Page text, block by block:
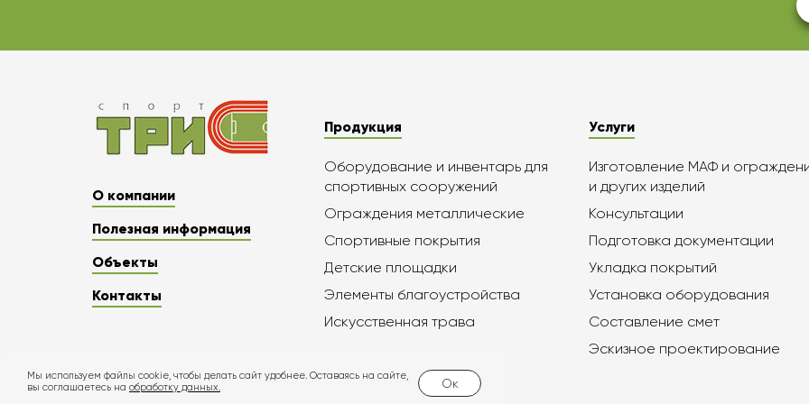
О компании
Полезная информация
Объекты
Контакты
Продукция
Оборудование и инвентарь для
спортивных сооружений
Ограждения металлические
Спортивные покрытия
Детские площадки
Элементы благоустройства
Искусственная трава
Услуги
Изготовление МАФ и
и других изделий
Консультации
Подготовка документации
Укладка покрытий
Установка оборудования
Составление смет
Эскизное проектирование
Мы используем файлы cookie, чтобы делать сайт удобнее. Оставаясь на сайте,
вы соглашаетесь на обработку данных. Ок